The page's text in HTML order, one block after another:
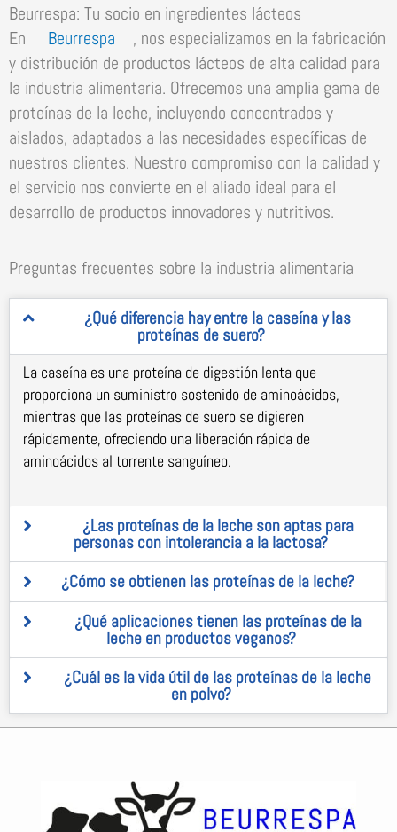
Beurrespa: Tu socio en ingredientes lácteos
En
Beurrespa
, nos especializamos en la fabricación
y distribución de productos lácteos de alta calidad para
la industria alimentaria. Ofrecemos una amplia gama de
proteínas de la leche, incluyendo concentrados y
aislados, adaptados a las necesidades específicas de
nuestros clientes. Nuestro compromiso con la calidad y
el servicio nos convierte en el aliado ideal para el
desarrollo de productos innovadores y nutritivos.
Preguntas frecuentes sobre la industria alimentaria
¿Qué diferencia hay entre la caseína y las
proteínas de suero?
La caseína es una proteína de digestión lenta que
proporciona un suministro sostenido de aminoácidos,
mientras que las proteínas de suero se digieren
rápidamente, ofreciendo una liberación rápida de
aminoácidos al torrente sanguíneo.
¿Las proteínas de la leche son aptas para
personas con intolerancia a la lactosa?
¿Cómo se obtienen las proteínas de la leche?
¿Qué aplicaciones tienen las proteínas de la
leche en productos veganos?
¿Cuál es la vida útil de las proteínas de la leche
en polvo?